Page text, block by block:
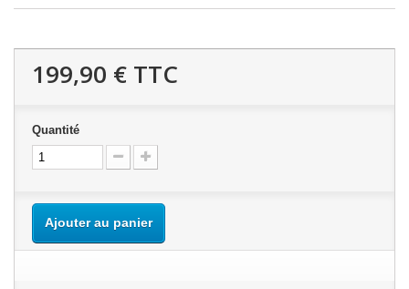
199,90 € TTC
Quantité
Ajouter au panier